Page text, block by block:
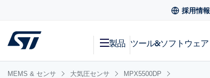
採用情報
製品 ツール&ソフトウェア
MEMS & センサ 大気圧センサ MPX5500DP